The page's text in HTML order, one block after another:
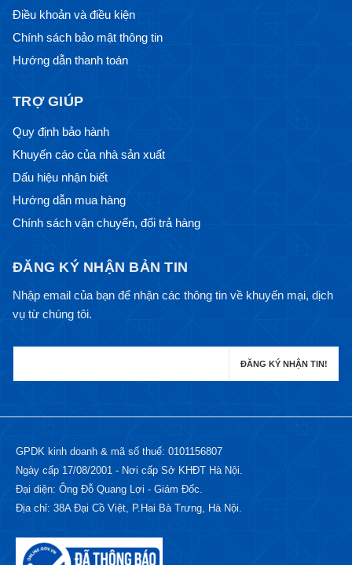
Điều khoản và điều kiện
Chính sách bảo mật thông tin
Hướng dẫn thanh toán
TRỢ GIÚP
Quy định bảo hành
Khuyến cáo của nhà sản xuất
Dấu hiệu nhận biết
Hướng dẫn mua hàng
Chính sách vận chuyển, đổi trả hàng
ĐĂNG KÝ NHẬN BẢN TIN
Nhập email của bạn để nhận các thông tin về khuyến mại, dịch
vụ từ chúng tôi.
GPDK kinh doanh & mã số thuế: 0101156807
Ngày cấp 17/08/2001 - Nơi cấp Sở KHĐT Hà Nội.
Đại diện: Ông Đỗ Quang Lợi - Giám Đốc.
Địa chỉ: 38A Đại Cồ Việt, P.Hai Bà Trưng, Hà Nội.